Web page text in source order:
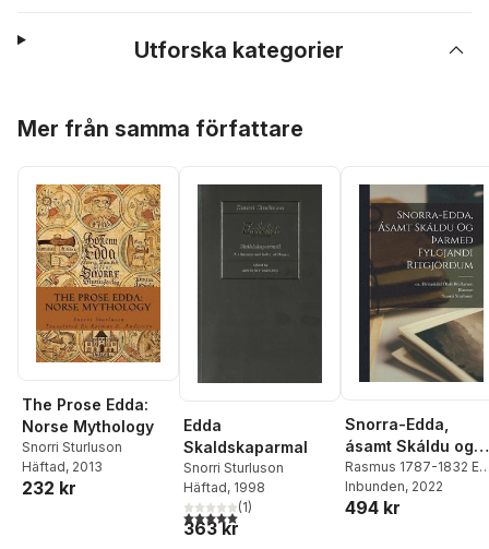
Utforska kategorier
Mer från samma författare
The Prose Edda:
Norse Mythology
Snorri Sturluson
Häftad, 2013
232 kr
Edda
Skaldskaparmal
Snorri Sturluson
Häftad, 1998
5,0utav 5 stjärnor. Totalt antal röster:
(1)
363 kr
Snorra-Edda,
ásamt Skáldu og
Þarmeð fylgjandi
ritgjörðum
Rasmus 1787-1832 Ed
Rask,Snorri Sturluson
Hvitaskáld Ca Ólafr
Inbunden, 2022
494 kr